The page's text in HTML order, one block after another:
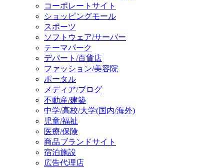
コーポレートサイト
ショッピングモール
スポーツ
ソフトウェア/サーバー
テーマパーク
デパート/百貨店
ファッション/美容院
ポータル
メディア/ブログ
不動産/建築
中学/高校/大学(国内/海外)
児童/福祉
医療/保険
商品ブランドサイト
宿泊施設
広告代理店